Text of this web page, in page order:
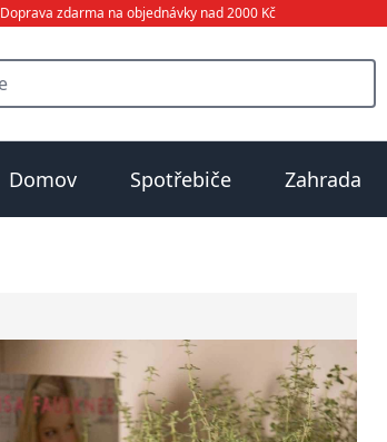
Doprava zdarma na objednávky nad 2000 Kč
Domov Spotřebiče Zahrada